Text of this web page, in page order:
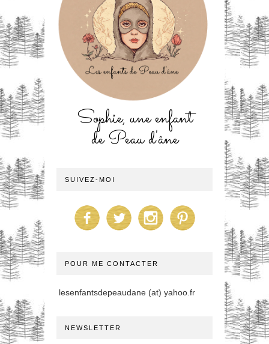
Sophie, une enfant
de Peau d'âne
SUIVEZ-MOI
POUR ME CONTACTER
lesenfantsdepeaudane (at) yahoo.fr
NEWSLETTER